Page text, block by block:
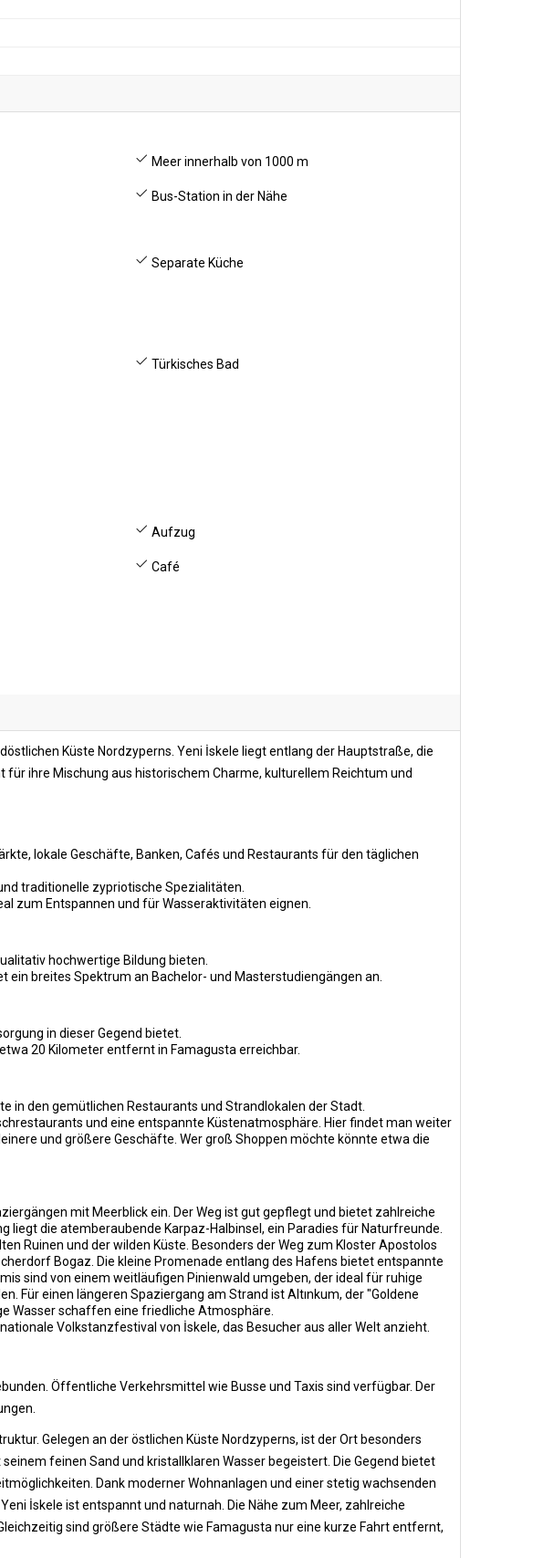
Meer innerhalb von 1000 m
Bus-Station in der Nähe
Separate Küche
Türkisches Bad
Aufzug
Café
Küste Nordzyperns. Yeni İskele liegt entlang der Hauptstraße, die
ihre Mischung aus historischem Charme, kulturellem Reichtum und
lokale Geschäfte, Banken, Cafés und Restaurants für den täglichen
traditionelle zypriotische Spezialitäten.
zum Entspannen und für Wasseraktivitäten eignen.
hochwertige Bildung bieten.
ein breites Spektrum an Bachelor- und Masterstudiengängen an.
in dieser Gegend bietet.
20 Kilometer entfernt in Famagusta erreichbar.
in den gemütlichen Restaurants und Strandlokalen der Stadt.
und eine entspannte Küstenatmosphäre. Hier findet man weiter
und größere Geschäfte. Wer groß Shoppen möchte könnte etwa die
mit Meerblick ein. Der Weg ist gut gepflegt und bietet zahlreiche
die atemberaubende Karpaz-Halbinsel, ein Paradies für Naturfreunde.
Ruinen und der wilden Küste. Besonders der Weg zum Kloster Apostolos
Bogaz. Die kleine Promenade entlang des Hafens bietet entspannte
sind von einem weitläufigen Pinienwald umgeben, der ideal für ruhige
Für einen längeren Spaziergang am Strand ist Altınkum, der "Goldene
Wasser schaffen eine friedliche Atmosphäre.
Volkstanzfestival von İskele, das Besucher aus aller Welt anzieht.
Öffentliche Verkehrsmittel wie Busse und Taxis sind verfügbar. Der
Gelegen an der östlichen Küste Nordzyperns, ist der Ort besonders
feinen Sand und kristallklaren Wasser begeistert. Die Gegend bietet
Dank moderner Wohnanlagen und einer stetig wachsenden
İskele ist entspannt und naturnah. Die Nähe zum Meer, zahlreiche
sind größere Städte wie Famagusta nur eine kurze Fahrt entfernt,